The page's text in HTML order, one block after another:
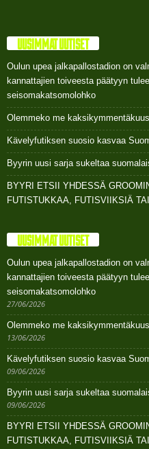
UUSIMMAT UUTISET
Oulun upea jalkapallostadion on
kannattajien toiveesta päätyyn
seisomakatsomolohko
Olemmeko me
Kävelyfutiksen suosio kasvaa
Byyrin uusi sarja sukeltaa
BYYRI ETSII YHDESSÄ
FUTISTUKKAA, FUTISVIIKSIÄ
UUSIMMAT UUTISET
Oulun upea jalkapallostadion on
kannattajien toiveesta päätyyn
seisomakatsomolohko
27/06/2026
Olemmeko me
13/06/2026
Kävelyfutiksen suosio kasvaa
09/06/2026
Byyrin uusi sarja sukeltaa
09/06/2026
BYYRI ETSII YHDESSÄ
FUTISTUKKAA, FUTISVIIKSIÄ